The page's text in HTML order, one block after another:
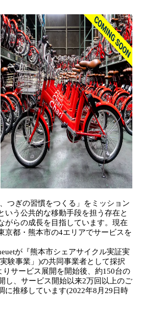
つぎの習慣をつくる」をミッション
いう公共的な移動手段を担う存在と
がらの成長を目指しています。現在
京都・熊本市の4エリアでサービスを
が『熊本市シェアサイクル実証実
験事業」)の共同事業者として採択
りサービス展開を開始後、約150台の
し、サービス開始以来2万回以上のご
に推移しています(2022年8月29日時